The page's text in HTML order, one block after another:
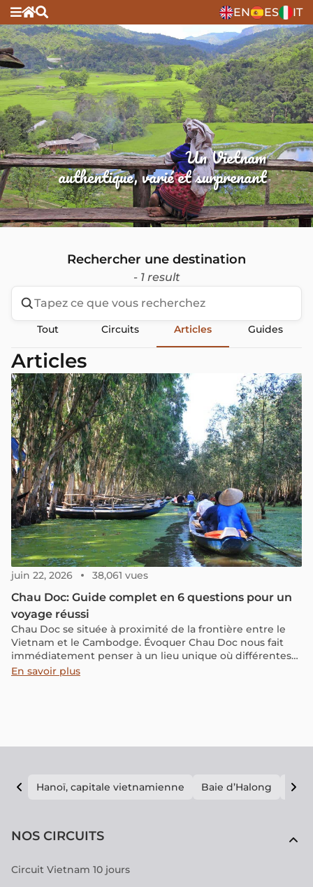
EN ES IT
Un Vietnam
authentique, varié et surprenant
Rechercher une destination
- 1 result
Tout Circuits Articles Guides
Articles
juin 22, 2026 38,061 vues
Chau Doc: Guide complet en 6 questions pour un
voyage réussi
Chau Doc se située à proximité de la frontière entre le
Vietnam et le Cambodge. Évoquer Chau Doc nous fait
immédiatement penser à un lieu unique où différentes
cultures se rencontrent. Cette diversité culturelle se
En savoir plus
Hanoï, capitale vietnamienne Baie d’Halong E
NOS CIRCUITS
Circuit Vietnam 10 jours